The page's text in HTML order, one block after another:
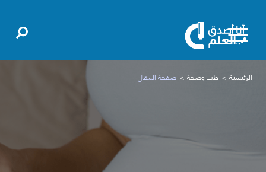
الرئيسية طب وصحة صفحة المقال